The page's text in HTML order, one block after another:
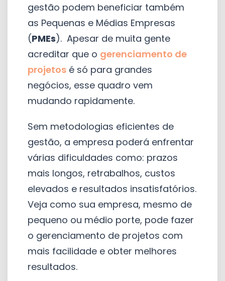
gestão podem beneficiar também
as Pequenas e Médias Empresas
(PMEs). Apesar de muita gente
acreditar que o gerenciamento de
projetos é só para grandes
negócios, esse quadro vem
mudando rapidamente.
Sem metodologias eficientes de
gestão, a empresa poderá enfrentar
várias dificuldades como: prazos
mais longos, retrabalhos, custos
elevados e resultados insatisfatórios.
Veja como sua empresa, mesmo de
pequeno ou médio porte, pode fazer
o gerenciamento de projetos com
mais facilidade e obter melhores
resultados.